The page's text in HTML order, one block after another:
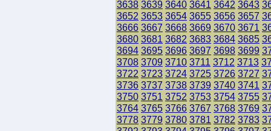
3638 3639 3640 3641 3642 3643
3652 3653 3654 3655 3656 3657
3666 3667 3668 3669 3670 3671
3680 3681 3682 3683 3684 3685
3694 3695 3696 3697 3698 3699
3708 3709 3710 3711 3712 3713
3722 3723 3724 3725 3726 3727
3736 3737 3738 3739 3740 3741
3750 3751 3752 3753 3754 3755
3764 3765 3766 3767 3768 3769
3778 3779 3780 3781 3782 3783